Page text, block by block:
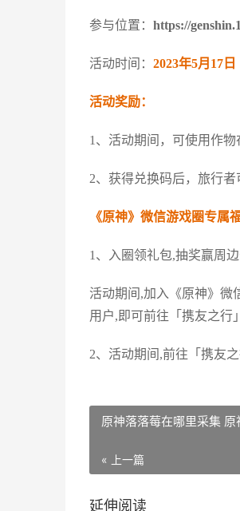
参与位置： https://
活动时间： 2023年5月17日
活动奖励：
1、活动期间，可使用作物
2、获得兑换码后，旅行
《原神》微信游戏圈专属福
1、入圈领礼包,抽奖赢周
活动期间,加入《原神》微
用户,即可前往「携友之行
2、活动期间,前往「携友
原神落落莓在哪里采集
« 上一篇
延伸阅读